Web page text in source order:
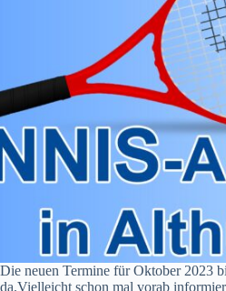
Die neuen Termine für Oktober 2023
da.Vielleicht schon mal vorab